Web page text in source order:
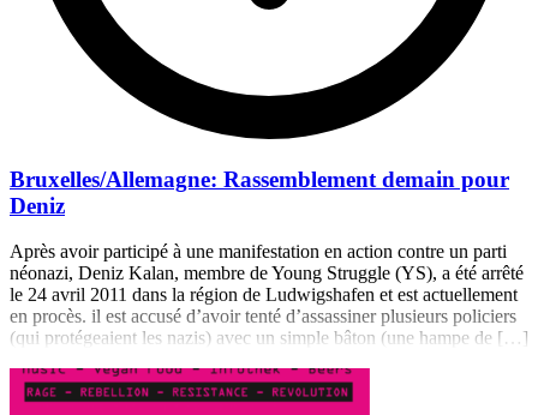
Bruxelles/Allemagne: Rassemblement demain pour
Deniz
Après avoir participé à une manifestation en action contre un parti
néonazi, Deniz Kalan, membre de Young Struggle (YS), a été arrêté
le 24 avril 2011 dans la région de Ludwigshafen et est actuellement
en procès. il est accusé d’avoir tenté d’assassiner plusieurs policiers
(qui protégeaient les nazis) avec un simple bâton (une hampe de […]